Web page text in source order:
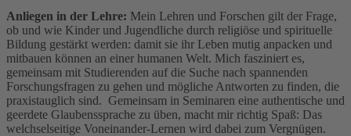
Anliegen in der Lehre: Mein Lehren und Forschen gilt der Frage,
ob und wie Kinder und Jugendliche durch religiöse und spirituelle
Bildung gestärkt werden: damit sie ihr Leben mutig anpacken und
mitbauen können an einer humanen Welt. Mich fasziniert es,
gemeinsam mit Studierenden auf die Suche nach spannenden
Forschungsfragen zu gehen und mögliche Antworten zu finden, die
praxistauglich sind. Gemeinsam in Seminaren eine authentische und
geerdete Glaubenssprache zu üben, macht mir richtig Spaß: Das
welchselseitige Voneinander-Lernen wird dabei zum Vergnügen.